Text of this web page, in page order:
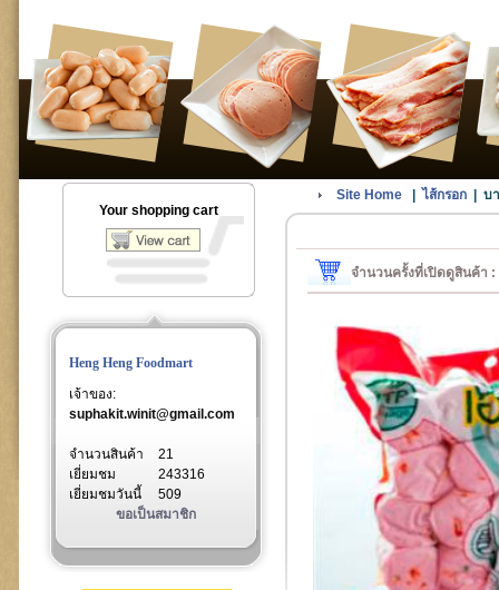
Your shopping cart
Heng Heng Foodmart
เจ้าของ:
suphakit.winit@gmail.com
จำนวนสินค้า
21
เยี่ยมชม
243316
เยี่ยมชมวันนี้
509
ขอเป็นสมาชิก
Site Home ไส้กรอก บ
จำนวนครั้งที่เปิดดูสินค้า